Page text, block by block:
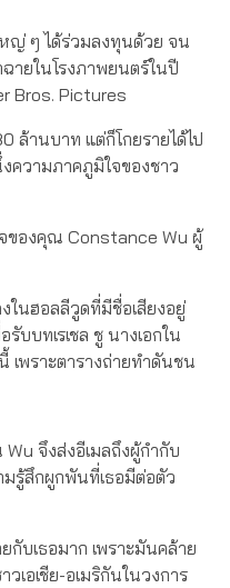
ญ่ ๆ ได้ร่วมลงทุนด้วย จน
ายในโรงภาพยนตร์ในปี
Bros. Pictures
ล้านบาท แต่ก็โกยรายได้ไป
ความภาคภูมิใจของชาว
ของคุณ Constance Wu ผู้
นฮอลลีวูดที่มีชื่อเสียงอยู่
บบทเรเชล ชู นางเอกใน
นี้ เพราะตารางถ่ายทำดันชน
จึงส่งอีเมลถึงผู้กำกับ
มรู้สึกผูกพันที่เธอมีต่อตัว
กับเธอมาก เพราะมันคล้าย
เอเชีย-อเมริกันในวงการ